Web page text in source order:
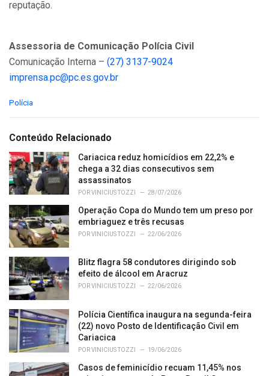
reputação.
Assessoria de Comunicação Polícia Civil
Comunicação Interna – (27) 3137-9024
imprensa.pc@pc.es.gov.br
C
e
o
r
i
e
:
Polícia
Conteúdo Relacionado
Cariacica reduz homicídios em 22,2% e
chega a 32 dias consecutivos sem
assassinatos
PORVINICIUS TOZZI 28/07/2026
Operação Copa do Mundo tem um preso por
embriaguez e três recusas
PORVINICIUS TOZZI 22/06/2026
Blitz flagra 58 condutores dirigindo sob
efeito de álcool em Aracruz
PORVINICIUS TOZZI 22/06/2026
Polícia Científica inaugura na segunda-feira
(22) novo Posto de Identificação Civil em
Cariacica
PORVINICIUS TOZZI 19/06/2026
Casos de feminicídio recuam 11,45% nos